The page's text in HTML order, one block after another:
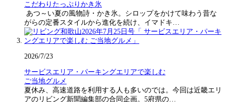
こだわりたっぷりかき氷
あつ～い夏の風物詩・かき氷。シロップをかけて味わう昔な
がらの定番スタイルから進化を続け、イマドキ…
2026/7/23
サービスエリア・パーキングエリアで楽しむ
ご当地グルメ
夏休み、高速道路を利用する人も多いのでは。今回は近畿エリ
アのリビング新聞編集部の合同企画。5府県の…